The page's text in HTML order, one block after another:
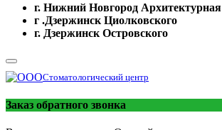
г. Нижний Новгород Архитектурная
г .Дзержинск Циолковского
г. Дзержинск Островского
Стоматологический центр
Заказ обратного звонка